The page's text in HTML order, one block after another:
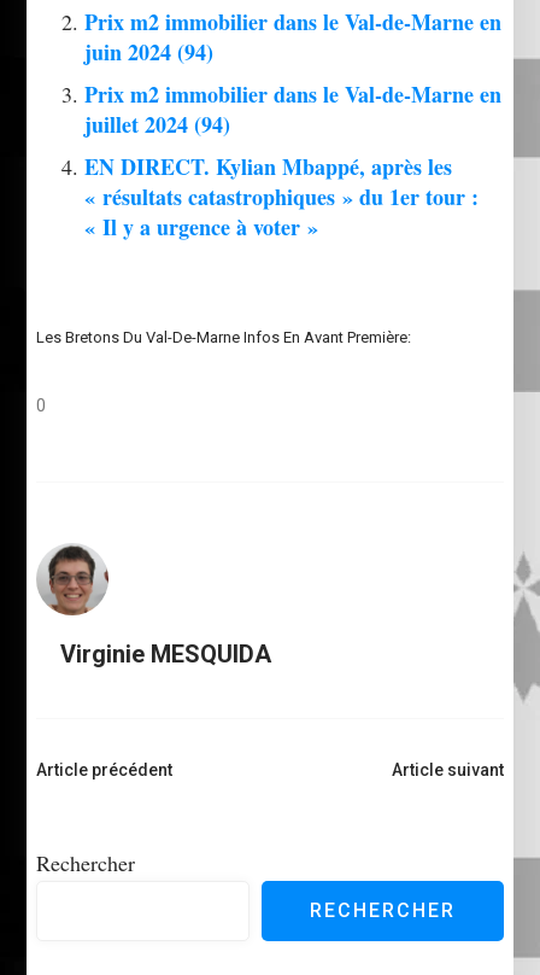
Prix m2 immobilier dans le Val-de-Marne en
juin 2024 (94)
Prix m2 immobilier dans le Val-de-Marne en
juillet 2024 (94)
EN DIRECT. Kylian Mbappé, après les
« résultats catastrophiques » du 1er tour :
« Il y a urgence à voter »
Les Bretons Du Val-De-Marne Infos En Avant Première:
0
Virginie MESQUIDA
Navigation
Article précédent Article suivant
Rechercher
RECHERCHER